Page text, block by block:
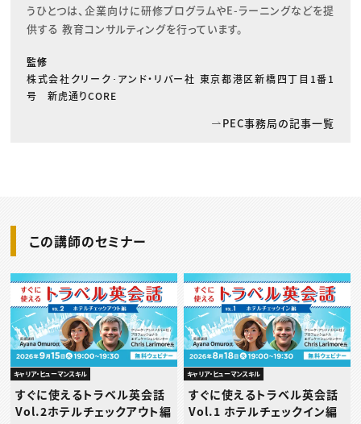
うひとつは、企業向けに研修プログラムやE-ラーニングなどを提
供する 教育コンサルティングを行っています。
監修
株式会社クリーク･アンド・リバー社 東京都港区新橋四丁目1番1
号 新虎通りCORE
PEC事務局の記事一覧
この講師のセミナー
キャリア・ヒューマンスキル
すぐに使えるトラベル英会話
Vol.2ホテルチェックアウト編
キャリア・ヒューマンスキル
すぐに使えるトラベル英会話
Vol.1 ホテルチェックイン編